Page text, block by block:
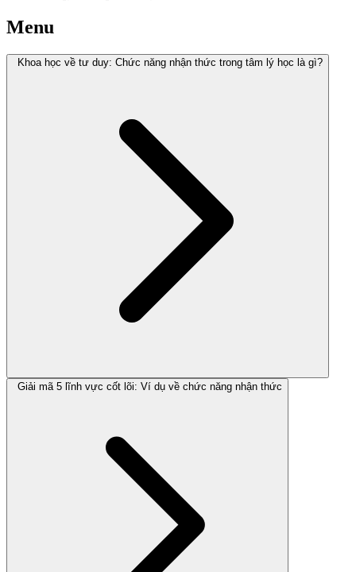
Menu
Khoa học về tư duy: Chức năng nhận thức trong tâm lý học là gì?
Giải mã 5 lĩnh vực cốt lõi: Ví dụ về chức năng nhận thức